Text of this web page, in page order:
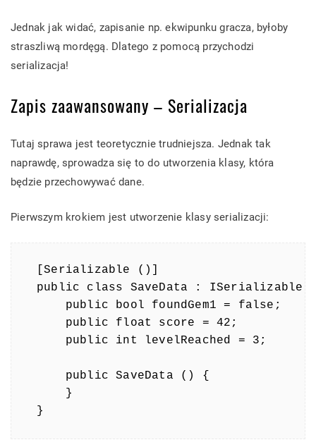
Jednak jak widać, zapisanie np. ekwipunku gracza, byłoby
straszliwą mordęgą. Dlatego z pomocą przychodzi
serializacja!
Zapis zaawansowany – Serializacja
Tutaj sprawa jest teoretycznie trudniejsza. Jednak tak
naprawdę, sprowadza się to do utworzenia klasy, która
będzie przechowywać dane.
Pierwszym krokiem jest utworzenie klasy serializacji:
[Serializable ()]
public class SaveData : ISerializable
    public bool foundGem1 = false;
    public float score = 42;
    public int levelReached = 3;
    public SaveData () {
    }
}